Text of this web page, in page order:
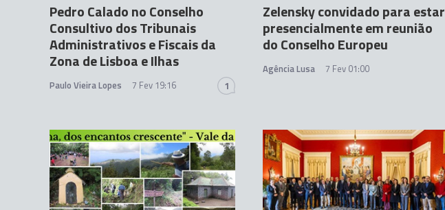
Pedro Calado no Conselho
Consultivo dos Tribunais
Administrativos e Fiscais da
Zona de Lisboa e Ilhas
Paulo Vieira Lopes 7 Fev 19:16 1
Zelensky convidado para estar
presencialmente em reunião
do Conselho Europeu
Agência Lusa 7 Fev 01:00